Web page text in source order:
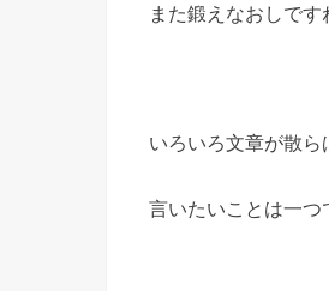
また鍛えなおしです
いろいろ文章が散ら
言いたいことは一つ